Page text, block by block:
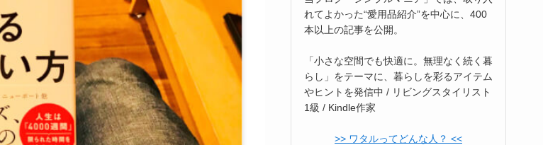
れてよかった“愛用品紹介”を中心に、400
本以上の記事を公開。
「小さな空間でも快適に。無理なく続く暮
らし」をテーマに、暮らしを彩るアイテム
やヒントを発信中 / リビングスタイリスト
1級 / Kindle作家
>> ワタルってどんな人？ <<